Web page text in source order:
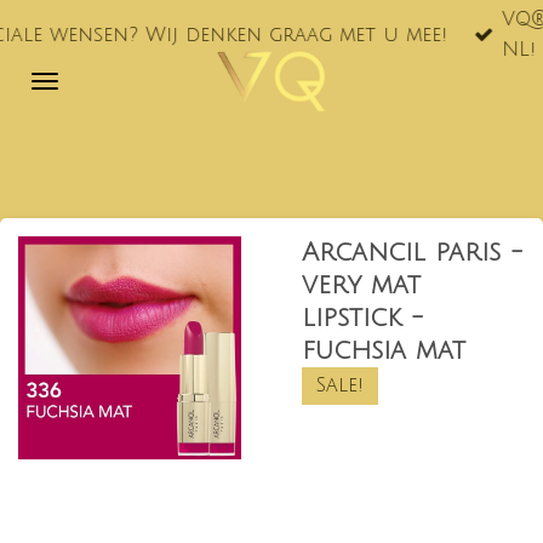
Ga
naar
denken graag met u mee!
VQ® nu ook te
Arcancil paris -
very mat
lipstick -
fuchsia mat
Sale!